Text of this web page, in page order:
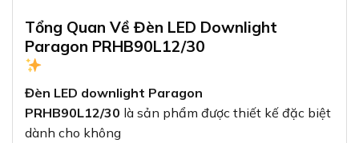
Tổng Quan Về Đèn LED Downlight
Paragon PRHB90L12/30
Đèn LED downlight Paragon
PRHB90L12/30 là sản phẩm được thiết kế đặc biệt
dành cho không